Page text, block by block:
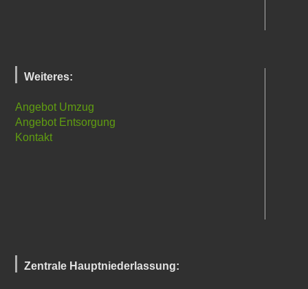
Weiteres:
Angebot Umzug
Angebot Entsorgung
Kontakt
Zentrale Hauptniederlassung: